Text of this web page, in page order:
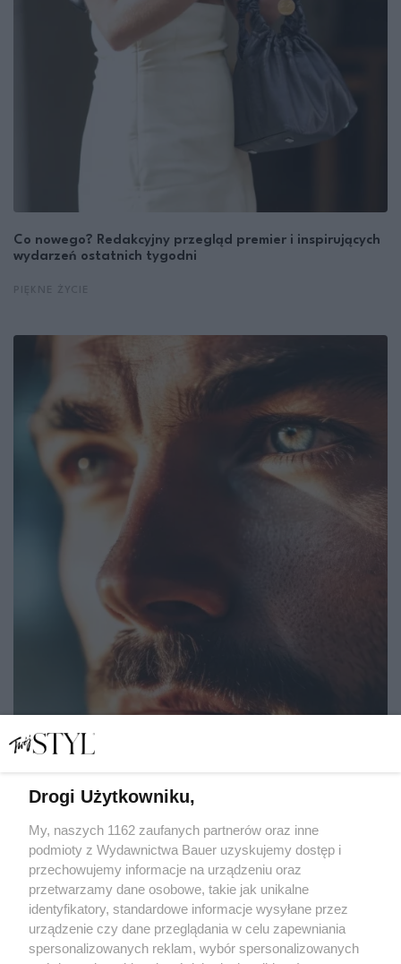
Co nowego? Redakcyjny przegląd premier i inspirujących
wydarzeń ostatnich tygodni
słowa, które zostaną zapamiętane
MARIANNA WALISZEWSKA
Drogi Użytkowniku,
My, naszych 1162 zaufanych partnerów oraz inne
podmioty z Wydawnictwa Bauer uzyskujemy dostęp i
przechowujemy informacje na urządzeniu oraz
przetwarzamy dane osobowe, takie jak unikalne
identyfikatory, standardowe informacje wysyłane przez
urządzenie czy dane przeglądania w celu zapewniania
spersonalizowanych reklam, wybór spersonalizowanych